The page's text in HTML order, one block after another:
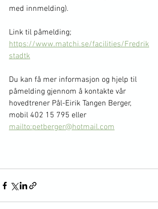
med innmelding).
Link til påmelding;
https://www.matchi.se/facilities/Fredrik
stadtk
Du kan få mer informasjon og hjelp til
påmelding gjennom å kontakte vår
hovedtrener Pål-Eirik Tangen Berger,
mobil 402 15 795 eller
mailto:petberger@hotmail.com